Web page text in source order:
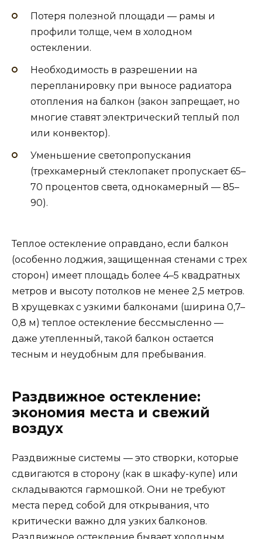
Потеря полезной площади — рамы и
профили толще, чем в холодном
остеклении.
Необходимость в разрешении на
перепланировку при выносе радиатора
отопления на балкон (закон запрещает, но
многие ставят электрический теплый пол
или конвектор).
Уменьшение светопропускания
(трехкамерный стеклопакет пропускает 65–
70 процентов света, однокамерный — 85–
90).
Теплое остекление оправдано, если балкон
(особенно лоджия, защищенная стенами с трех
сторон) имеет площадь более 4–5 квадратных
метров и высоту потолков не менее 2,5 метров.
В хрущевках с узкими балконами (ширина 0,7–
0,8 м) теплое остекление бессмысленно —
даже утепленный, такой балкон остается
тесным и неудобным для пребывания.
Раздвижное остекление:
экономия места и свежий
воздух
Раздвижные системы — это створки, которые
сдвигаются в сторону (как в шкафу-купе) или
складываются гармошкой. Они не требуют
места перед собой для открывания, что
критически важно для узких балконов.